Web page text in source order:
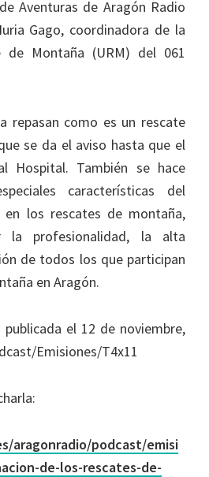
Aventuras de Aragón Radio
Gago, coordinadora de la
de Montaña (URM) del 061
repasan como es un rescate
se da el aviso hasta que el
Hospital. También se hace
características del
en los rescates de montaña,
la profesionalidad, la alta
de todos los que participan
en Aragón.
el 12 de noviembre,
Emisiones/T4x11
aragonradio/podcast/emisi
de-los-rescates-de-